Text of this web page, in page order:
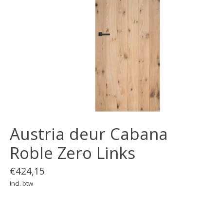
Austria deur Cabana
Roble Zero Links
€424,15
Incl. btw